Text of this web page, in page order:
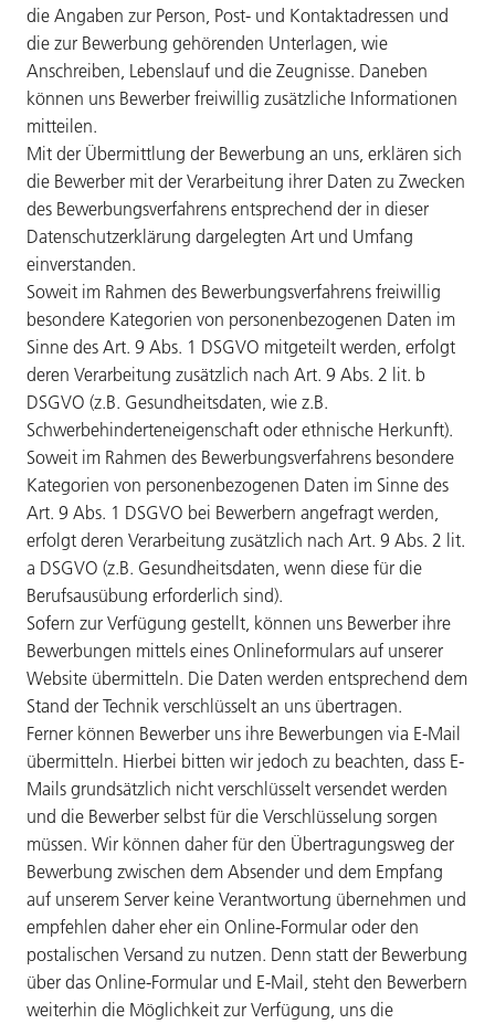
die Angaben zur Person, Post- und Kontaktadressen und
die zur Bewerbung gehörenden Unterlagen, wie
Anschreiben, Lebenslauf und die Zeugnisse. Daneben
können uns Bewerber freiwillig zusätzliche Informationen
mitteilen.
Mit der Übermittlung der Bewerbung an uns, erklären sich
die Bewerber mit der Verarbeitung ihrer Daten zu Zwecken
des Bewerbungsverfahrens entsprechend der in dieser
Datenschutzerklärung dargelegten Art und Umfang
einverstanden.
Soweit im Rahmen des Bewerbungsverfahrens freiwillig
besondere Kategorien von personenbezogenen Daten im
Sinne des Art. 9 Abs. 1 DSGVO mitgeteilt werden, erfolgt
deren Verarbeitung zusätzlich nach Art. 9 Abs. 2 lit. b
DSGVO (z.B. Gesundheitsdaten, wie z.B.
Schwerbehinderteneigenschaft oder ethnische Herkunft).
Soweit im Rahmen des Bewerbungsverfahrens besondere
Kategorien von personenbezogenen Daten im Sinne des
Art. 9 Abs. 1 DSGVO bei Bewerbern angefragt werden,
erfolgt deren Verarbeitung zusätzlich nach Art. 9 Abs. 2 lit.
a DSGVO (z.B. Gesundheitsdaten, wenn diese für die
Berufsausübung erforderlich sind).
Sofern zur Verfügung gestellt, können uns Bewerber ihre
Bewerbungen mittels eines Onlineformulars auf unserer
Website übermitteln. Die Daten werden entsprechend dem
Stand der Technik verschlüsselt an uns übertragen.
Ferner können Bewerber uns ihre Bewerbungen via E-Mail
übermitteln. Hierbei bitten wir jedoch zu beachten, dass E-
Mails grundsätzlich nicht verschlüsselt versendet werden
und die Bewerber selbst für die Verschlüsselung sorgen
müssen. Wir können daher für den Übertragungsweg der
Bewerbung zwischen dem Absender und dem Empfang
auf unserem Server keine Verantwortung übernehmen und
empfehlen daher eher ein Online-Formular oder den
postalischen Versand zu nutzen. Denn statt der Bewerbung
über das Online-Formular und E-Mail, steht den Bewerbern
weiterhin die Möglichkeit zur Verfügung, uns die